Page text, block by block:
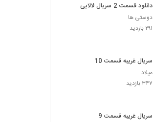
دانلود قسمت 2 سریال لالایی
دوستی ها
۲۹۱ بازدید
سریال غریبه قسمت 10
میلاد
۳۴۷ بازدید
سریال غریبه قسمت 9